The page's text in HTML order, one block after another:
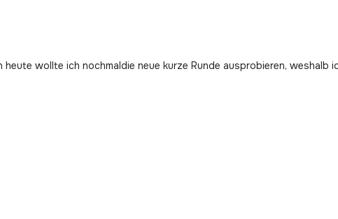
heute wollte ich nochmaldie neue kurze Runde ausprobieren, weshalb